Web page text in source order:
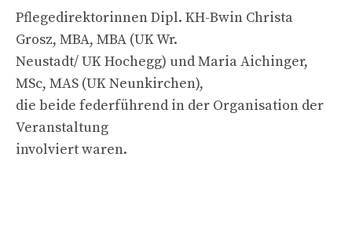
Pflegedirektorinnen Dipl. KH-Bwin Christa
Grosz, MBA, MBA (UK Wr.
Neustadt/ UK Hochegg) und Maria Aichinger,
MSc, MAS (UK Neunkirchen),
die beide federführend in der Organisation der
Veranstaltung
involviert waren.